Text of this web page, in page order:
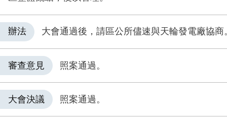
辦法 大會通過後，請區公所儘速與天輪發電廠協商
審查意見 照案通過。
大會決議 照案通過。